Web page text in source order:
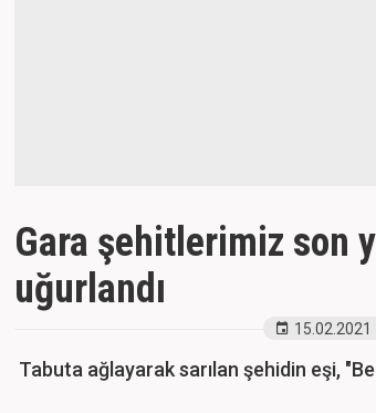
Gara şehitlerimiz son
uğurlandı
15.02.2021
Tabuta ağlayarak sarılan şehidin eşi,